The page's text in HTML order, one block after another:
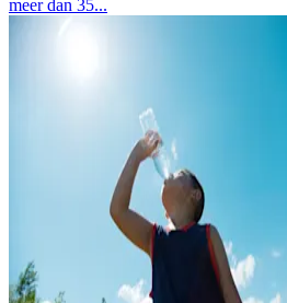
meer dan 35...